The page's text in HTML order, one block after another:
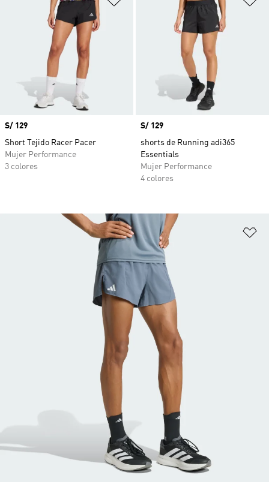
Precio
S/ 129
Short Tejido Racer Pacer
Mujer Performance
3 colores
Precio
S/ 129
shorts de Running adi365
Essentials
Mujer Performance
4 colores